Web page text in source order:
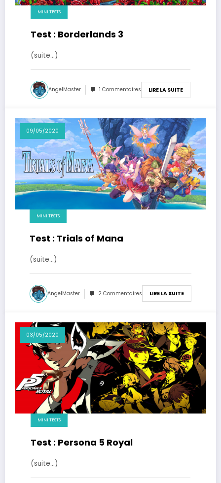
MINI TESTS
Test : Borderlands 3
(suite…)
AngelMaster 1 Commentaires LIRE LA SUITE
09/05/2020
MINI TESTS
Test : Trials of Mana
(suite…)
AngelMaster 2 Commentaires LIRE LA SUITE
03/05/2020
MINI TESTS
Test : Persona 5 Royal
(suite…)